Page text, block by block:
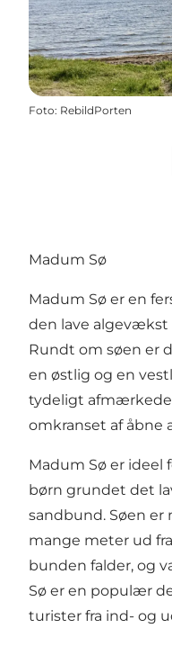
Foto: RebildPorten
Madum Sø
Madum Sø er en
den lave
Rundt om søen er
en østlig og en
tydeligt
omkranset af åbne
Madum Sø er ideel
børn grundet det
sandbund. Søen er
mange meter ud
bunden falder, og
Sø er en populær
turister fra ind- og